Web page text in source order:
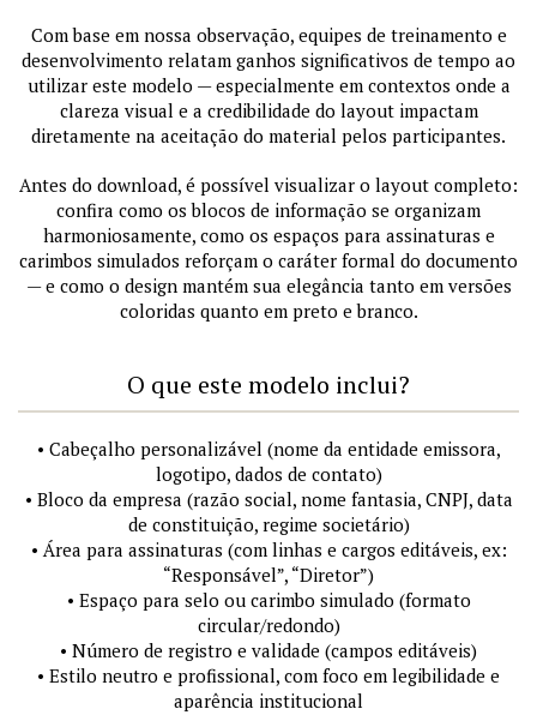
Com base em nossa observação, equipes de treinamento e
desenvolvimento relatam ganhos significativos de tempo ao
utilizar este modelo — especialmente em contextos onde a
clareza visual e a credibilidade do layout impactam
diretamente na aceitação do material pelos participantes.
Antes do download, é possível visualizar o layout completo:
confira como os blocos de informação se organizam
harmoniosamente, como os espaços para assinaturas e
carimbos simulados reforçam o caráter formal do documento
— e como o design mantém sua elegância tanto em versões
coloridas quanto em preto e branco.
O que este modelo inclui?
• Cabeçalho personalizável (nome da entidade emissora,
logotipo, dados de contato)
• Bloco da empresa (razão social, nome fantasia, CNPJ, data
de constituição, regime societário)
• Área para assinaturas (com linhas e cargos editáveis, ex:
“Responsável”, “Diretor”)
• Espaço para selo ou carimbo simulado (formato
circular/redondo)
• Número de registro e validade (campos editáveis)
• Estilo neutro e profissional, com foco em legibilidade e
aparência institucional